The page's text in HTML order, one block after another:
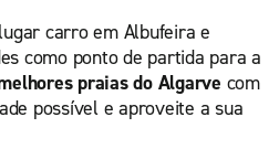
carro em Albufeira e
como ponto de partida para a
praias do Algarve com
possível e aproveite a sua